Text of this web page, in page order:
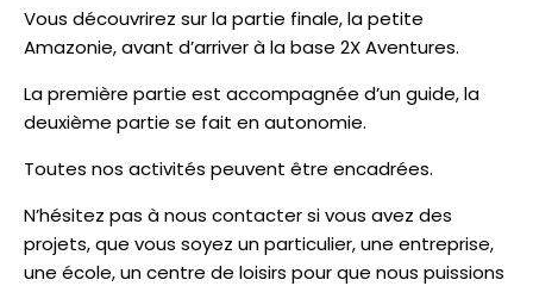
Vous découvrirez sur la partie finale, la petite
Amazonie, avant d’arriver à la base 2X Aventures.
La première partie est accompagnée d’un guide, la
deuxième partie se fait en autonomie.
Toutes nos activités peuvent être encadrées.
N’hésitez pas à nous contacter si vous avez des
projets, que vous soyez un particulier, une entreprise,
une école, un centre de loisirs pour que nous puissions